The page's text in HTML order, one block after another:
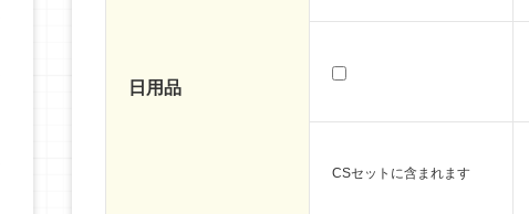
日用品
CSセットに含まれます